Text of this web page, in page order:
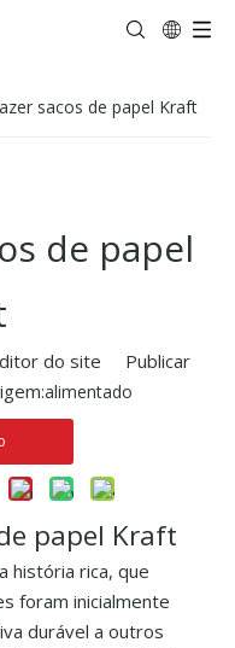
sacos de papel Kraft
de papel
do site Publicar
alimentado
papel Kraft
história rica, que
foram inicialmente
durável a outros